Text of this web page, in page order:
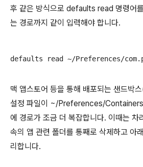
후 같은 방식으로 defaults read 명령어
는 경로까지 같이 입력해야 합니다.
defaults read ~/Preferences/
맥 앱스토어 등을 통해 배포되는 샌드박
설정 파일이 ~/Preferences/
에 경로가 조금 더 복잡합니다. 이때는
속의 앱 관련 폴더를 통째로 삭제하고 아
리합니다.